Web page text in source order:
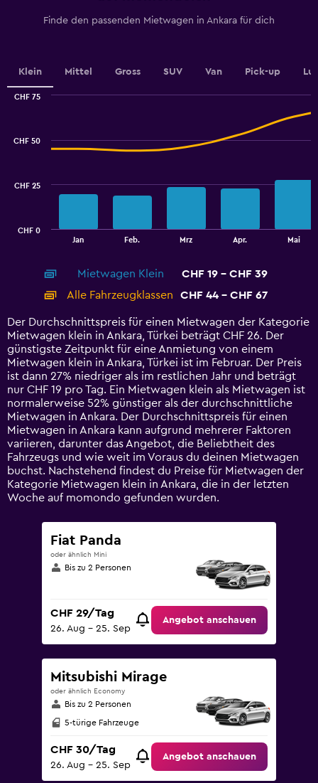
Range:
0
to
Finde den passenden Mietwagen in Ankara für dich
Klein Mittel Gross SUV Van Pick-up
displaying
categories.
14
categories.
The
chart
has
1
Y
axis
displaying
values.
Range:
0
to
75.
Jan Feb. Mrz Apr. Mai
CHF 0
CHF 25
CHF 50
CHF 75
End
Mietwagen Klein
CHF 19 - CHF 39
Alle Fahrzeugklassen
CHF 44 - CHF 67
Der Durchschnittspreis für einen Mietwagen der Kategorie
Mietwagen klein in Ankara, Türkei beträgt CHF 26. Der
günstigste Zeitpunkt für eine Anmietung von einem
Mietwagen klein in Ankara, Türkei ist im Februar. Der Preis
ist dann 27% niedriger als im restlichen Jahr und beträgt
nur CHF 19 pro Tag. Ein Mietwagen klein als Mietwagen ist
normalerweise 52% günstiger als der durchschnittliche
Mietwagen in Ankara. Der Durchschnittspreis für einen
Mietwagen in Ankara kann aufgrund mehrerer Faktoren
variieren, darunter das Angebot, die Beliebtheit des
Fahrzeugs und wie weit im Voraus du deinen Mietwagen
buchst. Nachstehend findest du Preise für Mietwagen der
Kategorie Mietwagen klein in Ankara, die in der letzten
Woche auf momondo gefunden wurden.
Fiat Panda
oder ähnlich Mini
Bis zu 2 Personen
CHF 29/Tag
26. Aug – 25. Sep
Angebot anschauen
Mitsubishi Mirage
oder ähnlich Economy
Bis zu 2 Personen
5-türige Fahrzeuge
CHF 30/Tag
26. Aug – 25. Sep
Angebot anschauen